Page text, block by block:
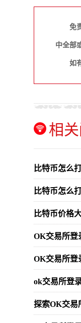
免
中全部
如
相
比特币怎么
比特币怎么
比特币价格
OK交易所登
OK交易所登
ok交易所登
探索OK交易